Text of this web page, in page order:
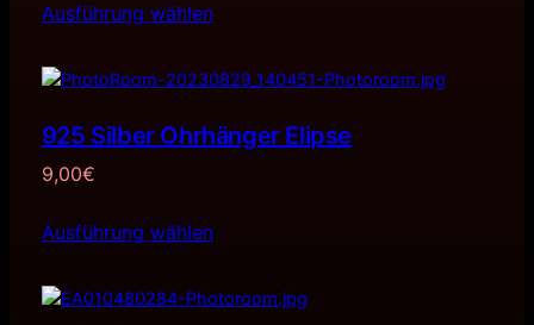
Ausführung wählen
925 Silber Ohrhänger Elipse
9,00€
Ausführung wählen